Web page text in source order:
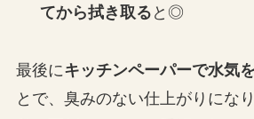
てから拭き取る と◎
最後にキッチンペーパーで水気
とで、臭みのない仕上がりになり